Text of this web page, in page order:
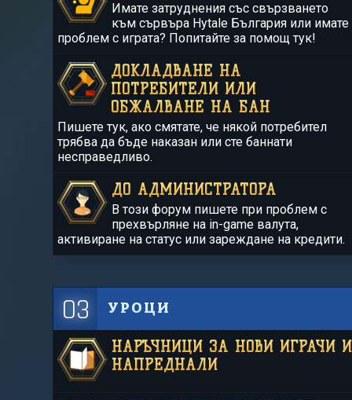
Имате затруднения със свързването
към сървъра Hytale България или имате
проблем с играта? Попитайте за помощ тук!
ДОКЛАДВАНЕ НА
ПОТРЕБИТЕЛИ ИЛИ
ОБЖАЛВАНЕ НА БАН
Пишете тук, ако смятате, че някой потребител
трябва да бъде наказан или сте баннати
несправедливо.
ДО АДМИНИСТРАТОРА
В този форум пишете при проблем с
прехвърляне на in-game валута,
активиране на статус или зареждане на кредити.
03 УРОЦИ
НАРЪЧНИЦИ ЗА НОВИ ИГРАЧИ И
НАПРЕДНАЛИ